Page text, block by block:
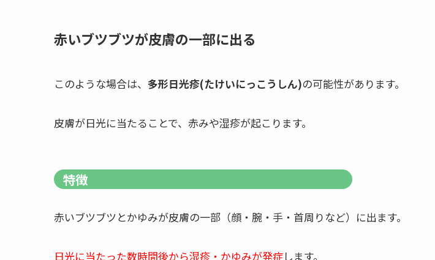
赤いブツブツが皮膚の一部に出る
このような場合は、 多形日光疹(たけいにっこうしん)の可能性があります。
皮膚が日光に当たることで、赤みや湿疹が起こります。
特徴
赤いブツブツとかゆみが皮膚の一部（顔・腕・手・首周りなど）に出ます。
日光に当たった数時間後から湿疹・かゆみが発症します。